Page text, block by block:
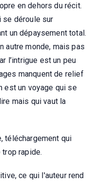
en dehors du récit.
se déroule sur
un dépaysement total.
autre monde, mais pas
l’intrigue est un peu
manquent de relief
est un voyage qui se
mais qui vaut la
téléchargement qui
rapide.
ce qui l'auteur rend